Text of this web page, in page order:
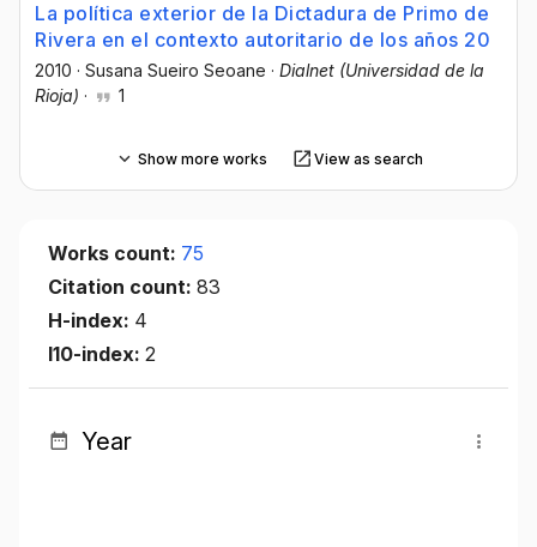
La política exterior de la Dictadura de Primo de
Rivera en el contexto autoritario de los años 20
2010 · Susana Sueiro Seoane · Dialnet (Universidad de la
Rioja) · 1
Show more works View as search
Works count: 75
Citation count: 83
H-index: 4
I10-index: 2
Year